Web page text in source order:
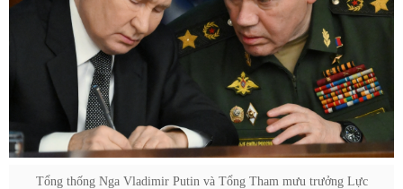
Tổng thống Nga Vladimir Putin và Tổng Tham mưu trưởng Lực